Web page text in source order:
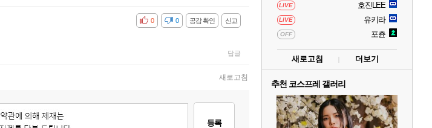
신고
공감 확인
비공감 0
0
답글
새로고침
등록
LIVE 호진LEE
LIVE 유키라
OFF 포츈
새로고침 더보기
추천 코스프레 갤러리